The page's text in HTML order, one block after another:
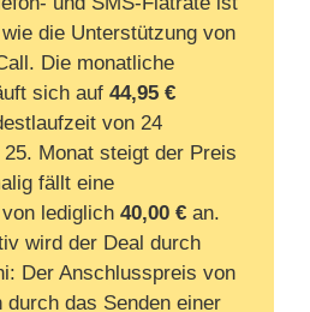
die Unterstützung von
Die monatliche
sich auf 44,95 €
von 24
Monat steigt der Preis
fällt eine
lediglich 40,00 € an.
wird der Deal durch
Der Anschlusspreis von
durch das Senden einer